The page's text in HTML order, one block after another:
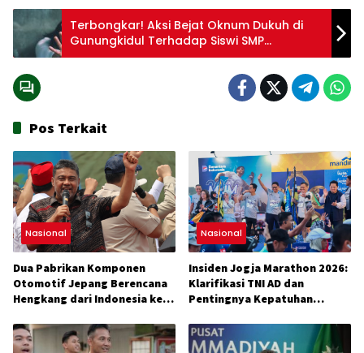
Terbongkar! Aksi Bejat Oknum Dukuh di
Gunungkidul Terhadap Siswi SMP
Menggemparkan Warga
Pos Terkait
Nasional
Dua Pabrikan Komponen
Otomotif Jepang Berencana
Hengkang dari Indonesia ke
Nasional
Insiden Jogja Marathon 2026:
Klarifikasi TNI AD dan
Pentingnya Kepatuhan